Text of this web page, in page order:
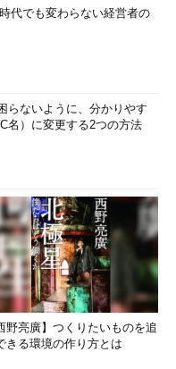
代でも変わらない経営者の
らないように、分かりやす
名）に変更する2つの方法
野亮廣】つくりたいものを追
きる環境の作り方とは